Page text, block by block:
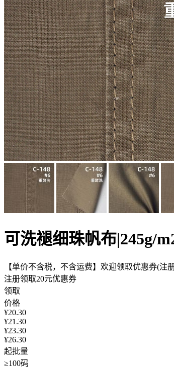
可洗褪细珠帆布|245g/
【单价不含税，不含运费】欢迎领取优惠券(注
注册领取20元优惠券
领取
价格
¥20.30
¥21.30
¥23.30
¥26.30
起批量
≥100码